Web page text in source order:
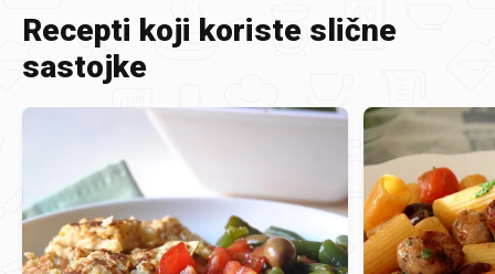
Recepti koji koriste slične
sastojke